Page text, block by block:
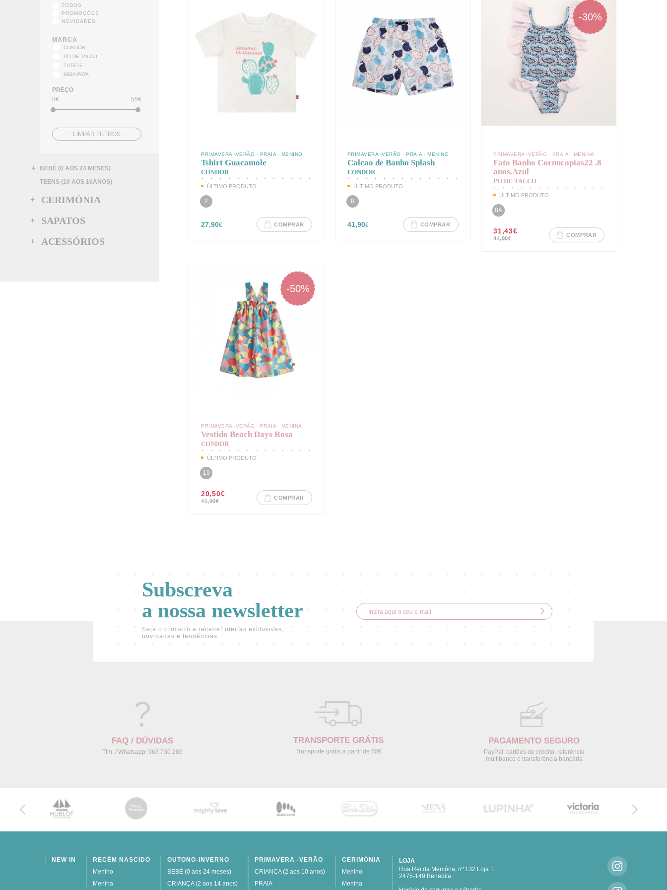
TODOS
PROMOÇÕES
NOVIDADES
MARCA
CONDOR
PO DE TALCO
TUTETE
MEIA PATA
PREÇO
0€
55€
LIMPAR FILTROS
BEBÉ (0 AOS 24 MESES)
TEENS (10 AOS 16ANOS)
CERIMÓNIA
SAPATOS
ACESSÓRIOS
PRIMAVERA -VERÃO · PRAIA · MENINO
Tshirt Guacamole
CONDOR
ÚLTIMO PRODUTO
2
27,90€ COMPRAR
PRIMAVERA -VERÃO ·PRAIA ·MENINO
Calcao de Banho Splash
CONDOR
ÚLTIMO PRODUTO
8
41,90€ COMPRAR
-30%
PRIMAVERA -VERÃO · PRAIA · MENINA
Fato Banho Cornucopias22 .8
anos.Azul
PO DE TALCO
ÚLTIMO PRODUTO
8A
31,43€
44,90€
COMPRAR
-50%
PRIMAVERA -VERÃO · PRAIA · MENINA
Vestido Beach Days Rosa
CONDOR
ÚLTIMO PRODUTO
19
20,50€
41,00€
COMPRAR
Subscreva
a nossa newsletter
Seja o primeiro a receber ofertas exclusivas,
novidades e tendências.
FAQ / DÚVIDAS
Tlm. / Whatsapp: 963 730 286
TRANSPORTE GRÁTIS
Transporte grátis a partir de 60€
PAGAMENTO SEGURO
PayPal, cartões de crédito, referência
multibanco e transferência bancária
NEW IN
RECÉM NASCIDO
Menino
Menina
OUTONO-INVERNO
BEBÉ (0 aos 24 meses)
CRIANÇA (2 aos 14 anos)
PRIMAVERA -VERÃO
CRIANÇA (2 aos 10 anos)
PRAIA
CERIMÓNIA
Menino
Menina
LOJA
Rua Rei da Memória, nº 132 Loja 1
2475-149 Benedita